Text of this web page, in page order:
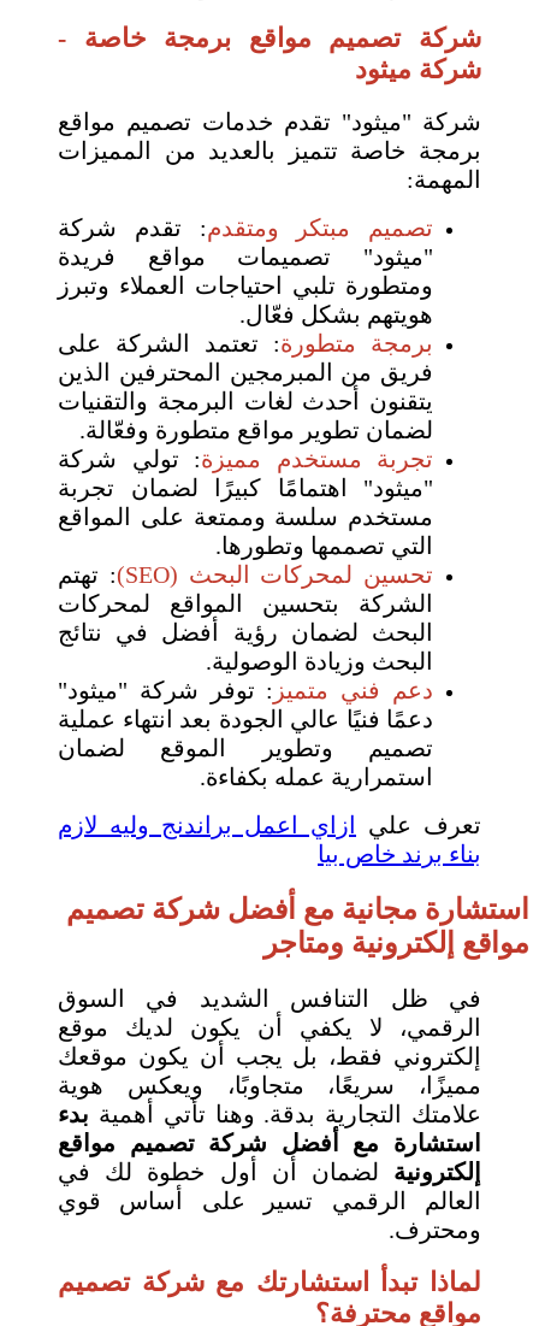
شركة تصميم مواقع برمجة خاصة -
شركة ميثود
شركة "ميثود" تقدم خدمات تصميم مواقع
برمجة خاصة تتميز بالعديد من المميزات
المهمة:
تصميم مبتكر ومتقدم: تقدم شركة
"ميثود" تصميمات مواقع فريدة
ومتطورة تلبي احتياجات العملاء وتبرز
هويتهم بشكل فعّال.
برمجة متطورة: تعتمد الشركة على
فريق من المبرمجين المحترفين الذين
يتقنون أحدث لغات البرمجة والتقنيات
لضمان تطوير مواقع متطورة وفعّالة.
تجربة مستخدم مميزة: تولي شركة
"ميثود" اهتمامًا كبيرًا لضمان تجربة
مستخدم سلسة وممتعة على المواقع
التي تصممها وتطورها.
تحسين لمحركات البحث (SEO)
: تهتم
الشركة بتحسين المواقع لمحركات
البحث لضمان رؤية أفضل في نتائج
البحث وزيادة الوصولية.
دعم فني متميز : توفر شركة "ميثود"
دعمًا فنيًا عالي الجودة بعد انتهاء عملية
تصميم وتطوير الموقع لضمان
استمرارية عمله بكفاءة.
تعرف علي
ازاي اعمل براندنج وليه لازم
بناء برند خاص بيا
استشارة مجانية مع أفضل شركة تصميم
مواقع إلكترونية ومتاجر
في ظل التنافس الشديد في السوق
الرقمي، لا يكفي أن يكون لديك موقع
إلكتروني فقط، بل يجب أن يكون موقعك
مميزًا، سريعًا، متجاوبًا، ويعكس هوية
علامتك التجارية بدقة. وهنا تأتي أهمية بدء
استشارة مع أفضل شركة تصميم مواقع
إلكترونية لضمان أن أول خطوة لك في
العالم الرقمي تسير على أساس قوي
ومحترف.
لماذا تبدأ استشارتك مع شركة تصميم
مواقع محترفة؟